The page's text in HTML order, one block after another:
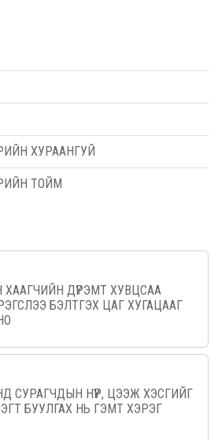
ХУРААНГУЙ
ТОЙМ
ДҮРЭМТ ХУВЦСАА
БЭЛТГЭХ ЦАГ ХУГАЦААГ
СУРАГЧДЫН НҮҮР, ЦЭЭЖ ХЭСГИЙГ
БУУЛГАХ НЬ ГЭМТ ХЭРЭГ